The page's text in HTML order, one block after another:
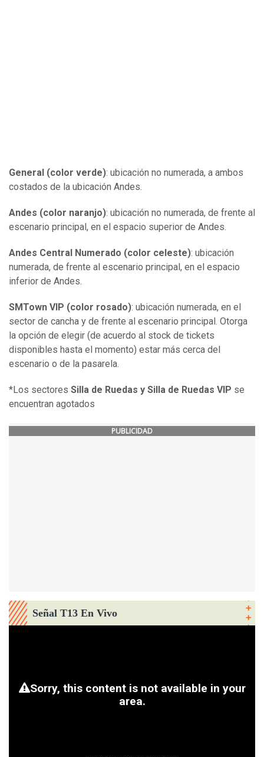
General (color verde): ubicación no numerada, a ambos
costados de la ubicación Andes.
Andes (color naranjo): ubicación no numerada, de frente al
escenario principal, en el espacio superior de Andes.
Andes Central Numerado (color celeste): ubicación
numerada, de frente al escenario principal, en el espacio
inferior de Andes.
SMTown VIP (color rosado): ubicación numerada, en el
sector de cancha y de frente al escenario principal. Otorga
la opción de elegir (de acuerdo al stock de tickets
disponibles hasta el momento) estar más cerca del
escenario o de la pasarela.
*Los sectores Silla de Ruedas y Silla de Ruedas VIP se
encuentran agotados
PUBLICIDAD
Señal T13 En Vivo